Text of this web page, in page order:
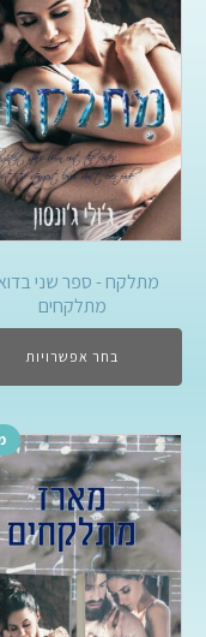
מתלקח - ספר שני
מתלקחים
בחר אפשרויות